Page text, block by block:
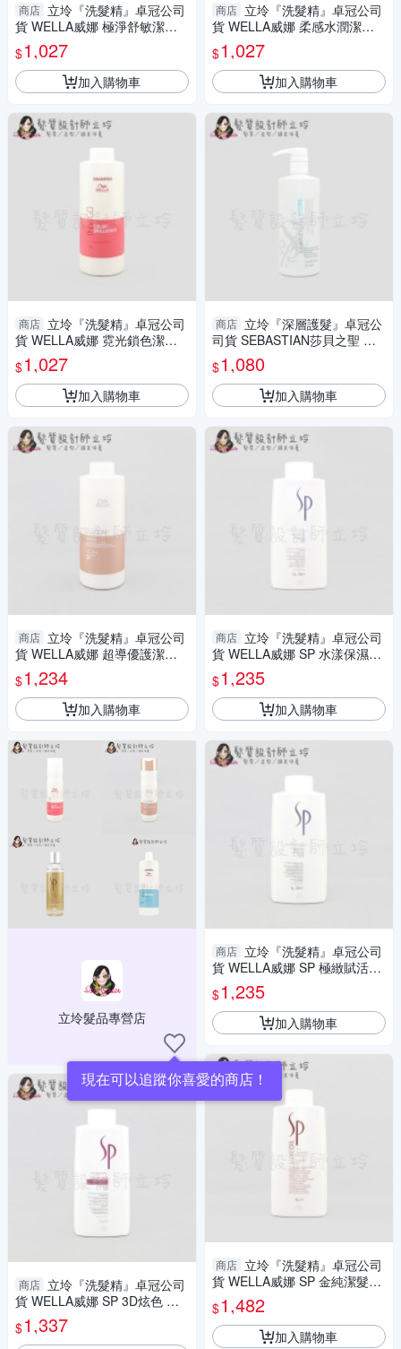
商店 立坽『洗髮精』卓冠公司
貨 WELLA威娜 極淨舒敏潔髮
乳1000ml IS09
$1,027
加入購物車
商店 立坽『洗髮精』卓冠公司
貨 WELLA威娜 霓光鎖色潔髮
乳1000ml IH04
$1,027
加入購物車
商店 立坽『洗髮精』卓冠公司
貨 WELLA威娜 超導優護潔髮
乳1000ml IH14 IH07
$1,234
加入購物車
立坽髮品專營店
現在可以追蹤你喜愛的商店！
商店 立坽『洗髮精』卓冠公司
貨 WELLA威娜 SP 3D炫色 定
色光感潔髮乳1000ml IH04
$1,337
商店 立坽『洗髮精』卓冠公司
貨 WELLA威娜 柔感水潤潔髮
乳1000ml IH06 IH02
$1,027
加入購物車
商店 立坽『深層護髮』卓冠公
司貨 SEBASTIAN莎貝之聖 水
潤深層髮膜500ml IH06
$1,080
加入購物車
商店 立坽『洗髮精』卓冠公司
貨 WELLA威娜 SP 水漾保濕潔
髮乳1000ml IH16
$1,235
加入購物車
商店 立坽『洗髮精』卓冠公司
貨 WELLA威娜 SP 極緻賦活潔
髮乳1000ml IH07
$1,235
加入購物車
商店 立坽『洗髮精』卓冠公司
貨 WELLA威娜 SP 金純潔髮露
1000ml IH08
$1,482
加入購物車